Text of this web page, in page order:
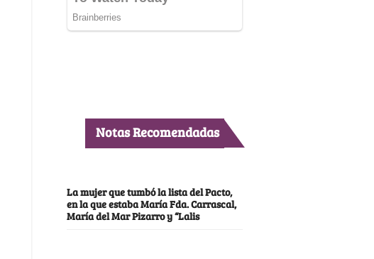
Notas Recomendadas
La mujer que tumbó la lista del Pacto,
en la que estaba María Fda. Carrascal,
María del Mar Pizarro y “Lalis